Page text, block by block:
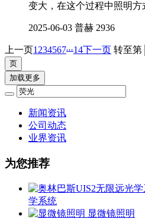
变大，在这个过程中照明方
2025-06-03 普赫 2936
上一页1 234567...14下一页 转至第
加载更多
新闻资讯
公司动态
业界资讯
为您推荐
学系统
显微镜照明